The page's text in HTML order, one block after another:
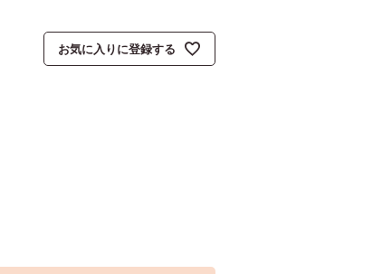
お気に入りに登録する